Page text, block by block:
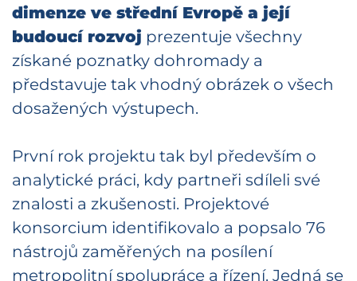
dimenze ve střední Evropě a její
budoucí rozvoj prezentuje všechny
získané poznatky dohromady a
představuje tak vhodný obrázek o všech
dosažených výstupech.
První rok projektu tak byl především o
analytické práci, kdy partneři sdíleli své
znalosti a zkušenosti. Projektové
konsorcium identifikovalo a popsalo 76
nástrojů zaměřených na posílení
metropolitní spolupráce a řízení. Jedná se